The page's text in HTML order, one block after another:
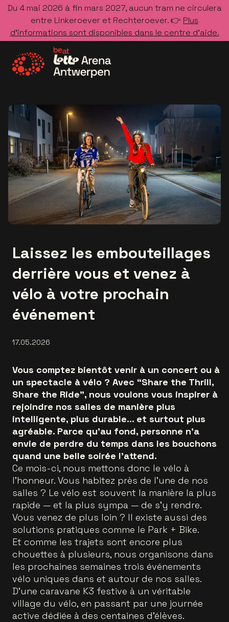
Du 4 mai 2026 à fin mars 2027, aucun tram ne circulera
entre Linkeroever et Rechteroever. 👉 Plus
d’informations sont disponibles dans le centre d’aide.
Laissez les embouteillages
derrière vous et venez à
vélo à votre prochain
événement
17.05.2026
Vous comptez bientôt venir à un concert ou à
un spectacle à vélo ? Avec “Share the Thrill,
Share the Ride”, nous voulons vous inspirer à
rejoindre nos salles de manière plus
intelligente, plus durable… et surtout plus
agréable. Parce qu’au fond, personne n’a
envie de perdre du temps dans les bouchons
quand une belle soirée l’attend.
Ce mois-ci, nous mettons donc le vélo à
l’honneur. Vous habitez près de l’une de nos
salles ? Le vélo est souvent la manière la plus
rapide — et la plus sympa — de s’y rendre.
Vous venez de plus loin ? Il existe aussi des
solutions pratiques comme le Park + Bike.
Et comme les trajets sont encore plus
chouettes à plusieurs, nous organisons dans
les prochaines semaines trois événements
vélo uniques dans et autour de nos salles.
D’une caravane K3 festive à un véritable
village du vélo, en passant par une journée
active dédiée à des centaines d’élèves.